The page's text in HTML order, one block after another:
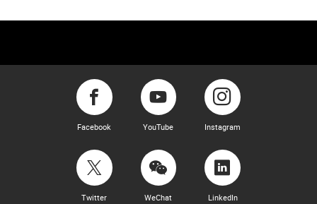
Facebook YouTube Instagram
Twitter WeChat LinkedIn